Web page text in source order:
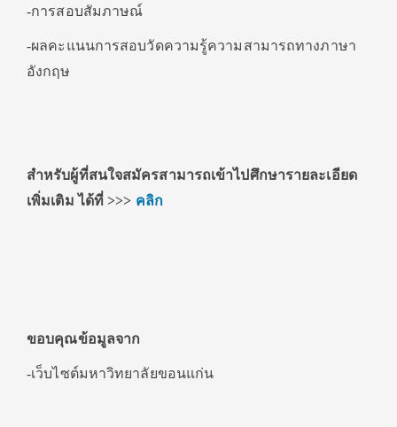
-การสอบสัมภาษณ์
-ผลคะแนนการสอบวัดความรู้ความสามารถทางภาษา
อังกฤษ
สำหรับผู้ที่สนใจสมัครสามารถเข้าไปศึกษารายละเอียด
เพิ่มเติม ได้ที่ >>> คลิก
ขอบคุณข้อมูลจาก
-เว็บไซต์มหาวิทยาลัยขอนแก่น